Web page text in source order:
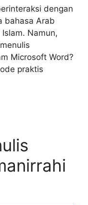
dengan
bahasa Arab
Namun,
Microsoft Word?
praktis